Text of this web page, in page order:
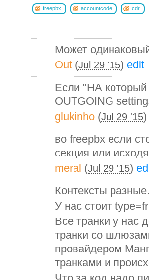
freepbx accountcode cdr
Может
Out (Jul 29 '15) edit
Если "НА который
OUTGOING
glukinho (Jul 29 '15)
во freepbx если
секция или
meral (Jul 29 '15)
Контексты разные.
У нас стоит
Все транки у нас
транки со
провайдером
транками и